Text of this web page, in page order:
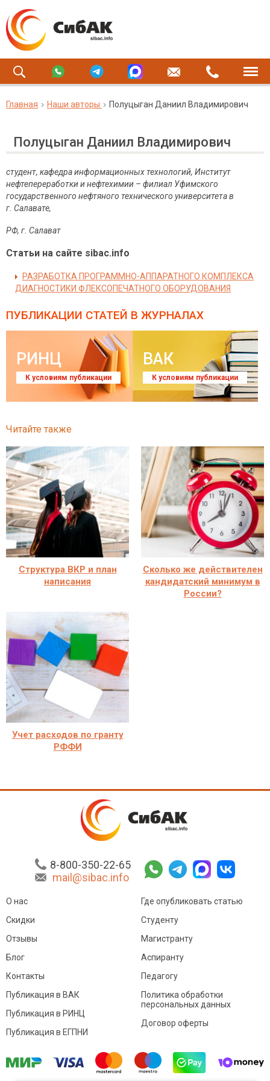
Главная Наши авторы Полуцыган Даниил Владимирович
Полуцыган Даниил Владимирович
студент, кафедра информационных технологий, Институт
нефтепереработки и нефтехимии – филиал Уфимского
государственного нефтяного технического университета в
г. Салавате,
РФ, г. Салават
Статьи на сайте sibac.info
РАЗРАБОТКА ПРОГРАММНО-АППАРАТНОГО КОМПЛЕКСА
ДИАГНОСТИКИ ФЛЕКСОПЕЧАТНОГО ОБОРУДОВАНИЯ
ПУБЛИКАЦИИ СТАТЕЙ В ЖУРНАЛАХ
РИНЦ
К условиям публикации
ВАК
К условиям публикации
Читайте также
Структура ВКР и план
написания
Сколько же действителен
кандидатский минимум в
России?
Учет расходов по гранту
РФФИ
8-800-350-22-65
mail@sibac.info
О нас
Скидки
Отзывы
Блог
Контакты
Где опубликовать статью
Студенту
Магистранту
Аспиранту
Педагогу
Публикация в ВАК
Публикация в РИНЦ
Публикация в ЕГПНИ
Политика обработки
персональных данных
Договор оферты